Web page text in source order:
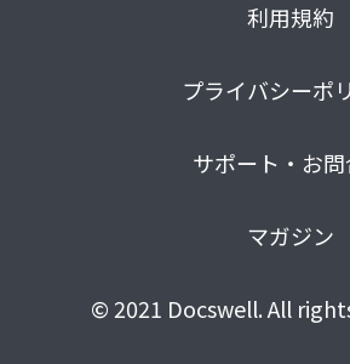
利用規約
プライバシーポ
サポート・お
マガジン
© 2021 Docswell. All